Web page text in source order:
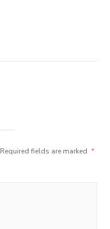
Required fields are marked *